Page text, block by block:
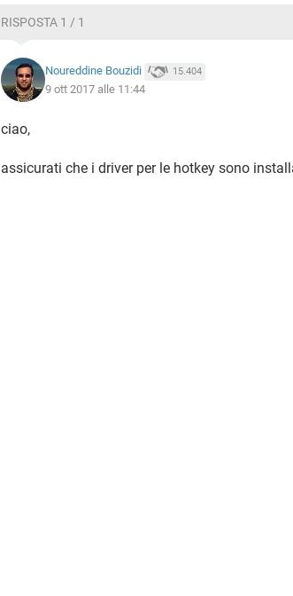
RISPOSTA 1 / 1
Noureddine Bouzidi 15.404
9 ott 2017 alle 11:44
ciao,
assicurati che i driver per le hotkey sono